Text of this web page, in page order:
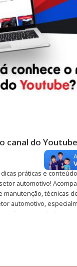
canal do
práticas e
automotivo!
manutenção, técnicas
automotivo,
profissionais da área.